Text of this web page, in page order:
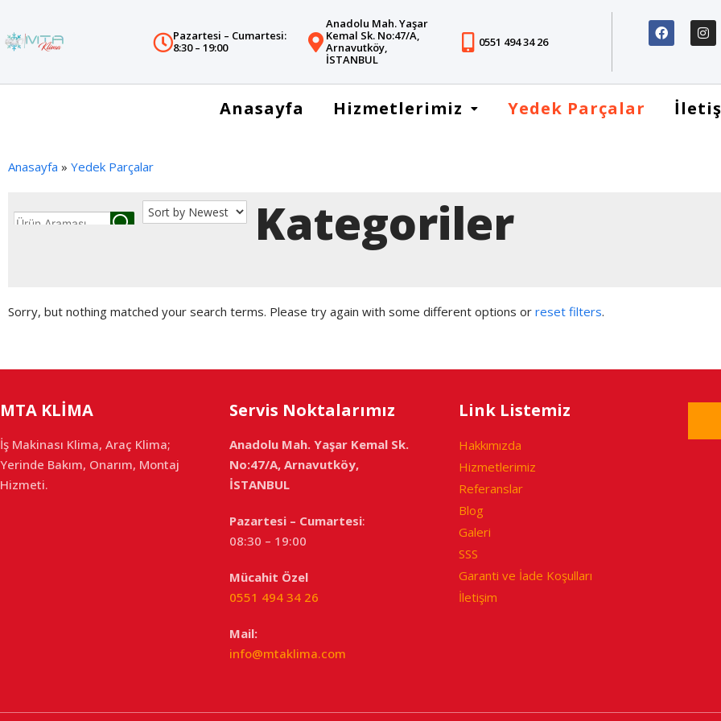
Pazartesi – Cumartesi:
8:30 – 19:00
Anadolu Mah. Yaşar
Kemal Sk. No:47/A,
Arnavutköy,
İSTANBUL
0551 494 34 26
Anasayfa Hizmetlerimiz Yedek Parçalar
Anasayfa » Yedek Parçalar
Kategoriler
Sorry, but nothing matched your search terms. Please try again with some different options or reset filters.
MTA KLİMA
İş Makinası Klima, Araç Klima;
Yerinde Bakım, Onarım, Montaj
Hizmeti.
Servis Noktalarımız
Anadolu Mah. Yaşar Kemal Sk.
No:47/A, Arnavutköy,
İSTANBUL
Pazartesi – Cumartesi:
08:30 – 19:00
Mücahit Özel
0551 494 34 26
Mail:
info@mtaklima.com
Link Listemiz
Hakkımızda
Hizmetlerimiz
Referanslar
Blog
Galeri
SSS
Garanti ve İade Koşulları
İletişim